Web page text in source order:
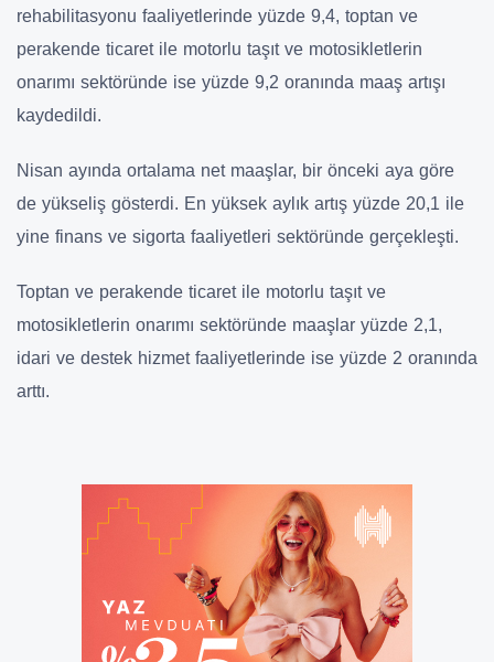
rehabilitasyonu faaliyetlerinde yüzde 9,4, toptan ve
perakende ticaret ile motorlu taşıt ve motosikletlerin
onarımı sektöründe ise yüzde 9,2 oranında maaş artışı
kaydedildi.
Nisan ayında ortalama net maaşlar, bir önceki aya göre
de yükseliş gösterdi. En yüksek aylık artış yüzde 20,1 ile
yine finans ve sigorta faaliyetleri sektöründe gerçekleşti.
Toptan ve perakende ticaret ile motorlu taşıt ve
motosikletlerin onarımı sektöründe maaşlar yüzde 2,1,
idari ve destek hizmet faaliyetlerinde ise yüzde 2 oranında
arttı.